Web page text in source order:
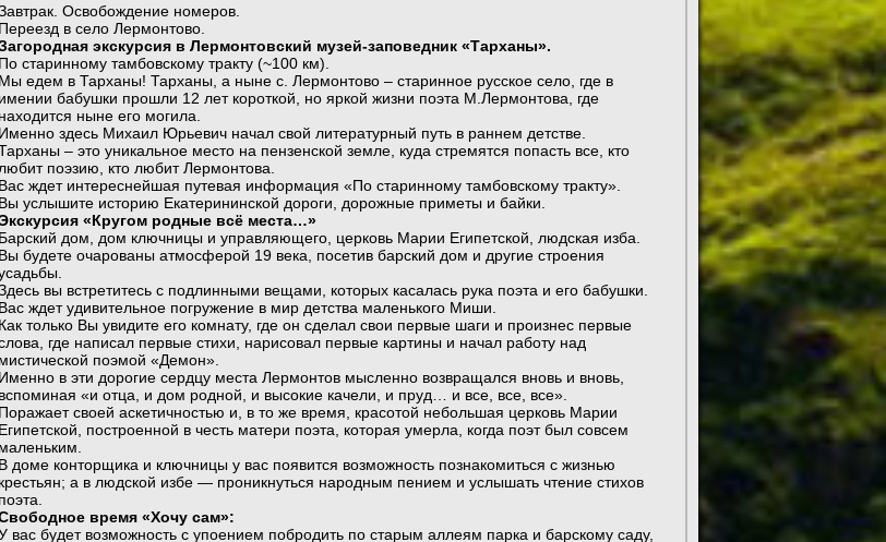
Освобождение номеров.
Переезд в село Лермонтово.
экскурсия в Лермонтовский музей-заповедник «Тарханы».
По старинному тамбовскому тракту (~100 км).
Мы едем в Тарханы! Тарханы, а ныне с. Лермонтово – старинное русское село, где в
имении бабушки прошли 12 лет короткой, но яркой жизни поэта М.Лермонтова, где
находится ныне его могила.
Именно здесь Михаил Юрьевич начал свой литературный путь в раннем детстве.
– это уникальное место на пензенской земле, куда стремятся попасть все, кто
любит поэзию, кто любит Лермонтова.
Вас ждет интереснейшая путевая информация «По старинному тамбовскому тракту».
Вы услышите историю Екатерининской дороги, дорожные приметы и байки.
«Кругом родные всё места…»
Барский дом, дом ключницы и управляющего, церковь Марии Египетской, людская изба.
Вы будете очарованы атмосферой 19 века, посетив барский дом и другие строения
вы встретитесь с подлинными вещами, которых касалась рука поэта и его бабушки.
Вас ждет удивительное погружение в мир детства маленького Миши.
Как только Вы увидите его комнату, где он сделал свои первые шаги и произнес первые
где написал первые стихи, нарисовал первые картины и начал работу над
мистической поэмой «Демон».
Именно в эти дорогие сердцу места Лермонтов мысленно возвращался вновь и вновь,
вспоминая «и отца, и дом родной, и высокие качели, и пруд… и все, все, все».
Поражает своей аскетичностью и, в то же время, красотой небольшая церковь Марии
Египетской, построенной в честь матери поэта, которая умерла, когда поэт был совсем
маленьким.
В доме конторщика и ключницы у вас появится возможность познакомиться с жизнью
крестьян; а в людской избе — проникнуться народным пением и услышать чтение стихов
поэта.
время «Хочу сам»:
вас будет возможность с упоением побродить по старым аллеям парка и барскому саду,